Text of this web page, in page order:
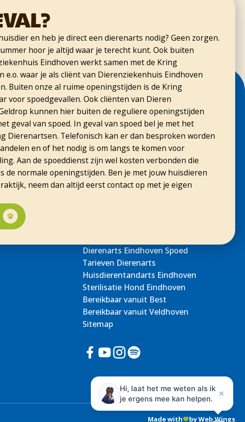
en heb je direct een dierenarts nodig? Geen zorgen.
hoor je altijd waar je terecht kunt. Ook buiten
Eindhoven werkt samen met de Kring
e.o. waar je als cliënt van Dierenziekenhuis Eindhoven
Buiten onze al ruime openingstijden is de Kring
voor spoedgevallen. Ook cliënten van Dieren
kunnen hier buiten de reguliere openingstijden
geval van spoed. In geval van spoed bel je met het
Dierenartsen. Telefonisch kan er dan besproken worden
en of het nodig is om langs te komen voor
Aan de spoeddienst zijn wel kosten verbonden die
de normale openingstijden. Ben je met jouw huisdieren
neem dan altijd eerst contact op met je eigen
Dierenarts Eindhoven Spoed
Tarieven Dierenarts
Huisdierentandarts Eindhoven
Sterilisatie Hond Eindhoven
Bereikbaar vanuit Best
Bereikbaar vanuit Veldhoven
Sitemap
Made with by Web Wings
Hi, laat het me weten als ik
je ergens mee kan helpen.